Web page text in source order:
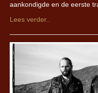
aankondigde en de eerste
Lees verder..